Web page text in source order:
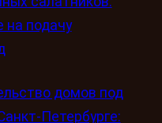
на подачу
домов под
Петербурге: